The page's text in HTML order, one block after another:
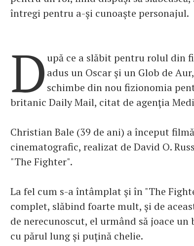
întregi pentru a-şi cunoaşte personajul.
D upă ce a slăbit pentru rolul din
adus un Oscar şi un Glob de
schimbe din nou fizionomia
britanic Daily Mail, citat de agenţia
Christian Bale (39 de ani) a început
cinematografic, realizat de David O.
"The Fighter".
La fel cum s-a întâmplat şi în "The
complet, slăbind foarte mult, şi de
de nerecunoscut, el urmând să joace
cu părul lung şi puţină chelie.